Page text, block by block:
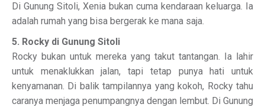
Di Gunung Sitoli, Xenia bukan cuma kendaraan keluarga. Ia
adalah rumah yang bisa bergerak ke mana saja.
5. Rocky di Gunung Sitoli
Rocky bukan untuk mereka yang takut tantangan. Ia lahir
untuk menaklukkan jalan, tapi tetap punya hati untuk
kenyamanan. Di balik tampilannya yang kokoh, Rocky tahu
caranya menjaga penumpangnya dengan lembut. Di Gunung